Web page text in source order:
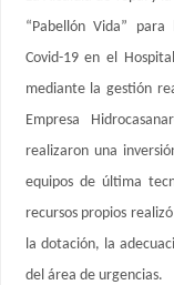
“Pabellón Vida”
Covid-19 en el
mediante la gestión
Empresa
realizaron una
equipos de última
recursos propios
la dotación, la
del área de urgencias.